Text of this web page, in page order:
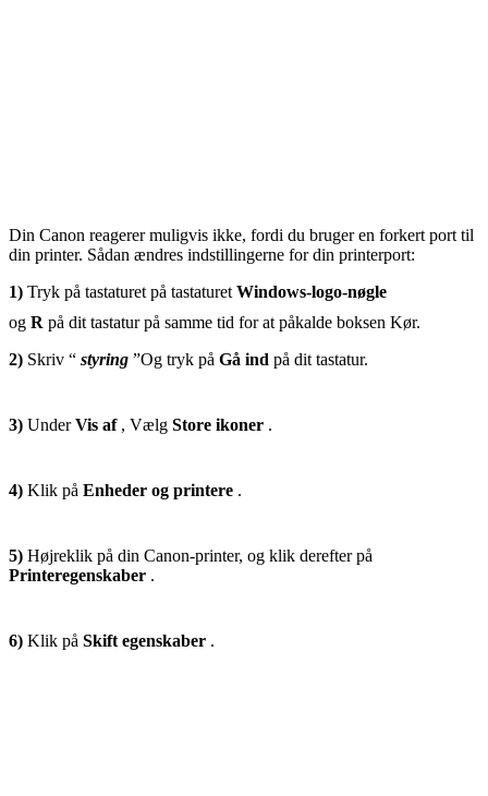
Din Canon reagerer muligvis ikke, fordi du bruger en forkert port til
din printer. Sådan ændres indstillingerne for din printerport:
1) Tryk på tastaturet på tastaturet Windows-logo-nøgle
og R på dit tastatur på samme tid for at påkalde boksen Kør.
2) Skriv “ styring ”Og tryk på Gå ind på dit tastatur.
3) UnderVis af, Vælg Store ikoner .
4) Klik på Enheder og printere .
5) Højreklik på din Canon-printer, og klik derefter på
Printeregenskaber .
6) Klik på Skift egenskaber .